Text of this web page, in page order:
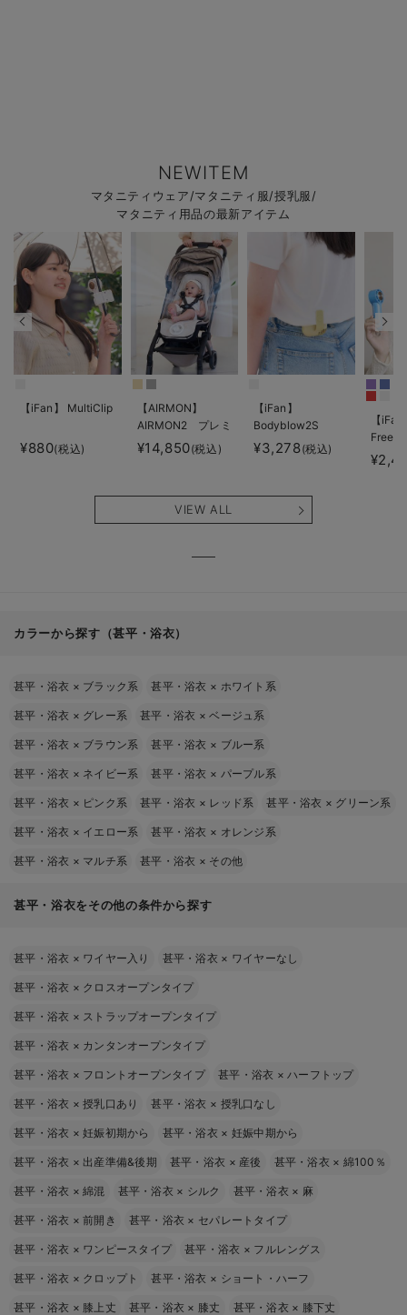
NEWITEM
マタニティウェア/マタニティ服/授乳服/
マタニティ用品の最新アイテム
【iFan】 MultiClip
¥880(税込)
【AIRMON】
AIRMON2 プレミ
アム
¥14,850(税込)
【iFan】
Bodyblow2S
¥3,278(税込)
【
Freeze
VIEW ALL
カラーから探す（甚平・浴衣）
甚平・浴衣 × ブラック系 甚平・浴衣 × ホワイト系
甚平・浴衣 × グレー系 甚平・浴衣 ×ベージュ系
甚平・浴衣 × ブラウン系 甚平・浴衣 × ブルー系
甚平・浴衣 × ネイビー系 甚平・浴衣 × パープル系
甚平・浴衣 × ピンク系 甚平・浴衣 × レッド系 甚平・浴衣 × グリーン系
甚平・浴衣 × イエロー系 甚平・浴衣 × オレンジ系
甚平・浴衣 × マルチ系 甚平・浴衣 × その他
甚平・浴衣をその他の条件から探す
甚平・浴衣 × ワイヤー入り 甚平・浴衣 × ワイヤーなし
甚平・浴衣 × クロスオープンタイプ
甚平・浴衣 × ストラップオープンタイプ
甚平・浴衣 × カンタンオープンタイプ
甚平・浴衣 × フロントオープンタイプ 甚平・浴衣 ×ハーフトップ
甚平・浴衣 ×授乳口あり 甚平・浴衣 × 授乳口なし
甚平・浴衣 ×妊娠初期から 甚平・浴衣 × 妊娠中期から
甚平・浴衣 × 出産準備&後期 甚平・浴衣 × 産後 甚平・浴衣 × 綿100％
甚平・浴衣 ×綿混 甚平・浴衣 × シルク 甚平・浴衣 × 麻
甚平・浴衣 ×前開き 甚平・浴衣 × セパレートタイプ
甚平・浴衣 × ワンピースタイプ 甚平・浴衣 × フルレングス
甚平・浴衣 × クロップト 甚平・浴衣 × ショート・ハーフ
甚平・浴衣 × 膝上丈 甚平・浴衣 × 膝丈 甚平・浴衣 × 膝下丈